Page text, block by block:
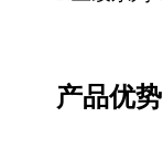
产品优势